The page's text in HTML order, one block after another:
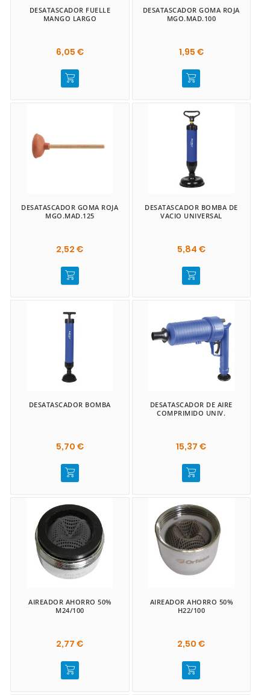
DESATASCADOR FUELLE
MANGO LARGO
6,05 €
DESATASCADOR GOMA ROJA
MGO.MAD.100
1,95 €
DESATASCADOR GOMA ROJA
MGO.MAD.125
2,52 €
DESATASCADOR BOMBA DE
VACIO UNIVERSAL
5,84 €
DESATASCADOR BOMBA
5,70 €
DESATASCADOR DE AIRE
COMPRIMIDO UNIV.
15,37 €
AIREADOR AHORRO 50%
M24/100
2,77 €
AIREADOR AHORRO 50%
H22/100
2,50 €